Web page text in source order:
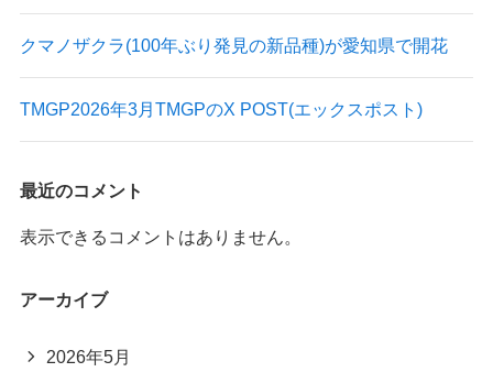
クマノザクラ(100年ぶり発見の新品種)が愛知県で開花
TMGP2026年3月TMGPのX POST(エックスポスト)
最近のコメント
表示できるコメントはありません。
アーカイブ
2026年5月